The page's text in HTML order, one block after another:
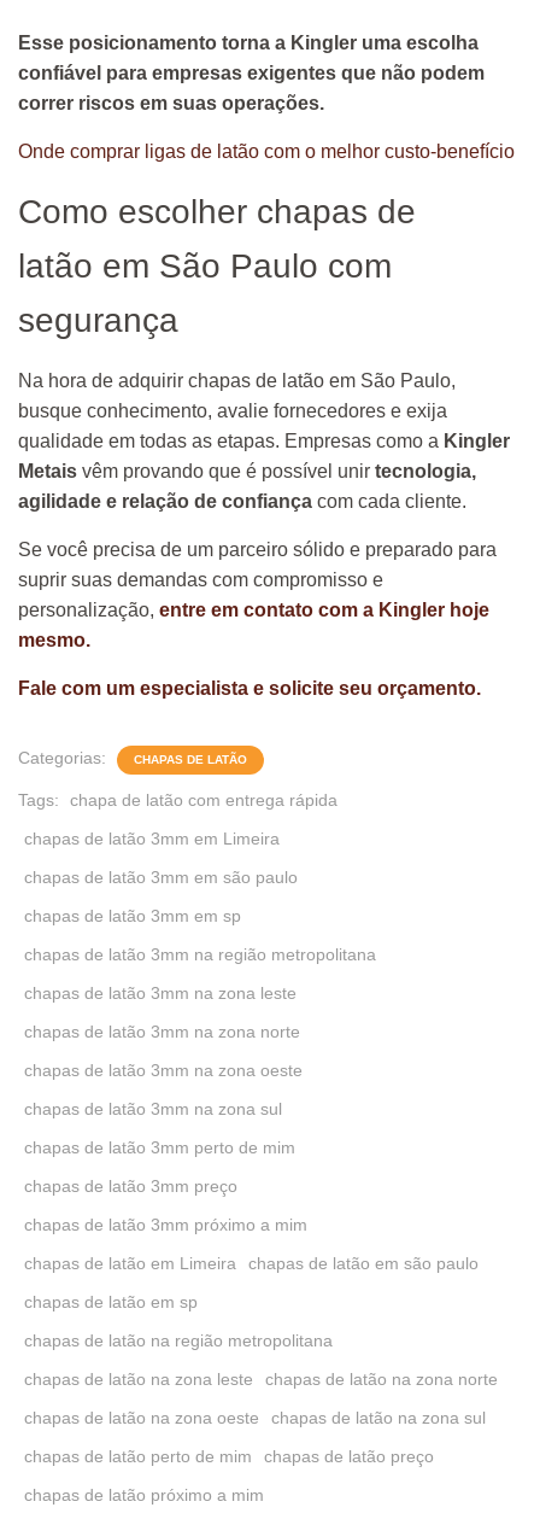
Esse posicionamento torna a Kingler uma escolha
confiável para empresas exigentes que não podem
correr riscos em suas operações.
Onde comprar ligas de latão com o melhor custo-benefício
Como escolher chapas de
latão em São Paulo com
segurança
Na hora de adquirir chapas de latão em São Paulo,
busque conhecimento, avalie fornecedores e exija
qualidade em todas as etapas. Empresas como a Kingler
Metais vêm provando que é possível unir tecnologia,
agilidade e relação de confiança com cada cliente.
Se você precisa de um parceiro sólido e preparado para
suprir suas demandas com compromisso e
personalização, entre em contato com a Kingler hoje
mesmo.
Fale com um especialista e solicite seu orçamento.
Categorias: CHAPAS DE LATÃO
Tags:
chapa de latão com entrega rápida
chapas de latão 3mm em Limeira
chapas de latão 3mm em são paulo
chapas de latão 3mm em sp
chapas de latão 3mm na região metropolitana
chapas de latão 3mm na zona leste
chapas de latão 3mm na zona norte
chapas de latão 3mm na zona oeste
chapas de latão 3mm na zona sul
chapas de latão 3mm perto de mim
chapas de latão 3mm preço
chapas de latão 3mm próximo a mim
chapas de latão em Limeira
chapas de latão em são paulo
chapas de latão em sp
chapas de latão na região metropolitana
chapas de latão na zona leste
chapas de latão na zona norte
chapas de latão na zona oeste
chapas de latão na zona sul
chapas de latão perto de mim
chapas de latão preço
chapas de latão próximo a mim